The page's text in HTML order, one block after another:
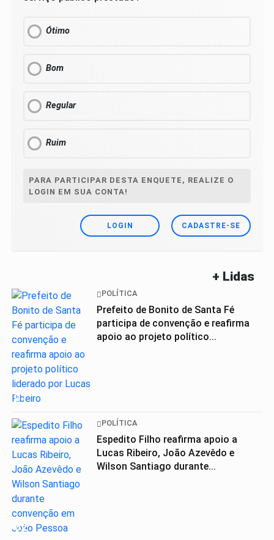
Ótimo
Bom
Regular
Ruim
PARA PARTICIPAR DESTA ENQUETE, REALIZE O
LOGIN EM SUA CONTA!
LOGIN CADASTRE-SE
+ Lidas
01
POLÍTICA
Prefeito de Bonito de Santa Fé
participa de convenção e reafirma
apoio ao projeto político...
02
POLÍTICA
Espedito Filho reafirma apoio a
Lucas Ribeiro, João Azevêdo e
Wilson Santiago durante...